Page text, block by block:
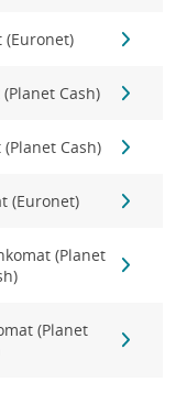
(Euronet)
Cash)
Cash)
(Euronet)
(Planet
(Planet